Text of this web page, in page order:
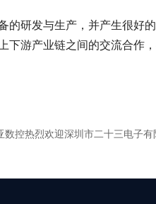
研发与生产，并产生很好
游产业链之间的交流合作
控热烈欢迎深圳市二十三电子有限公司、